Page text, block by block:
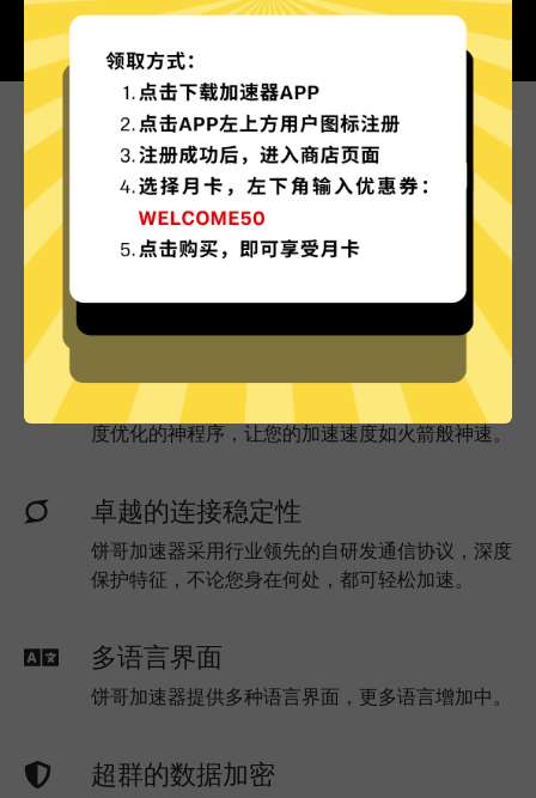
为什么选择饼哥加速器?
更多服务器地区选择
饼哥加速器现已拥有超多加速服务器节点，并且还
饼哥加速器已为所有饼哥加速器服务器部署实时速
度优化的神程序，让您的加速速度如火箭般神速。
卓越的连接稳定性
饼哥加速器采用行业领先的自研发通信协议，深度
保护特征，不论您身在何处，都可轻松加速。
多语言界面
饼哥加速器提供多种语言界面，更多语言增加中。
超群的数据加密